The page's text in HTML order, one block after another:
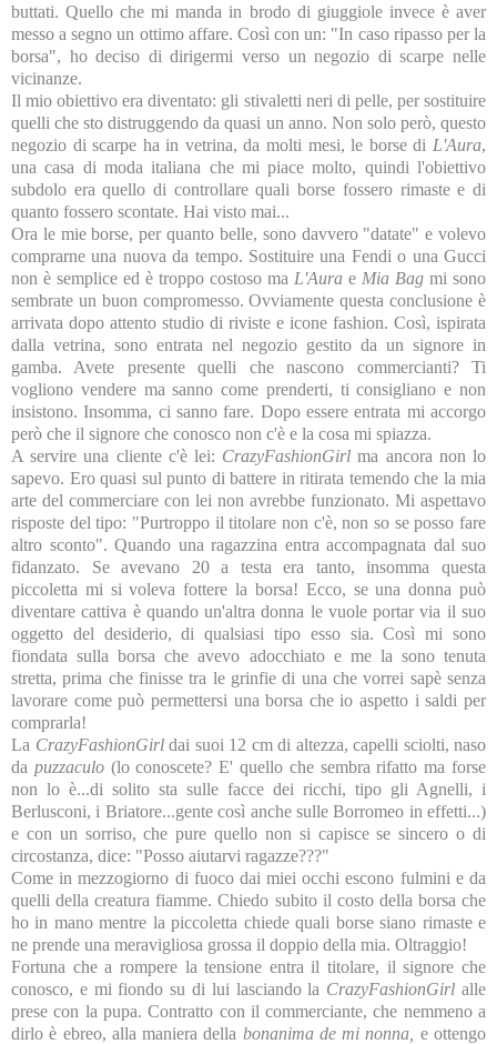
buttati. Quello che mi manda in brodo di giuggiole invece è aver
messo a segno un ottimo affare. Così con un: "In caso ripasso per la
borsa", ho deciso di dirigermi verso un negozio di scarpe nelle
vicinanze.
Il mio obiettivo era diventato: gli stivaletti neri di pelle, per sostituire
quelli che sto distruggendo da quasi un anno. Non solo però, questo
negozio di scarpe ha in vetrina, da molti mesi, le borse di L'Aura,
una casa di moda italiana che mi piace molto, quindi l'obiettivo
subdolo era quello di controllare quali borse fossero rimaste e di
quanto fossero scontate. Hai visto mai...
Ora le mie borse, per quanto belle, sono davvero "datate" e volevo
comprarne una nuova da tempo. Sostituire una Fendi o una Gucci
non è semplice ed è troppo costoso ma L'Aura e Mia Bag mi sono
sembrate un buon compromesso. Ovviamente questa conclusione è
arrivata dopo attento studio di riviste e icone fashion. Così, ispirata
dalla vetrina, sono entrata nel negozio gestito da un signore in
gamba. Avete presente quelli che nascono commercianti? Ti
vogliono vendere ma sanno come prenderti, ti consigliano e non
insistono. Insomma, ci sanno fare. Dopo essere entrata mi accorgo
però che il signore che conosco non c'è e la cosa mi spiazza.
A servire una cliente c'è lei: CrazyFashionGirlma ancora non lo
sapevo. Ero quasi sul punto di battere in ritirata temendo che la mia
arte del commerciare con lei non avrebbe funzionato. Mi aspettavo
risposte del tipo: "Purtroppo il titolare non c'è, non so se posso fare
altro sconto". Quando una ragazzina entra accompagnata dal suo
fidanzato. Se avevano 20 a testa era tanto, insomma questa
piccoletta mi si voleva fottere la borsa! Ecco, se una donna può
diventare cattiva è quando un'altra donna le vuole portar via il suo
oggetto del desiderio, di qualsiasi tipo esso sia. Così mi sono
fiondata sulla borsa che avevo adocchiato e me la sono tenuta
stretta, prima che finisse tra le grinfie di una che vorrei sapè senza
lavorare come può permettersi una borsa che io aspetto i saldi per
comprarla!
La CrazyFashionGirl dai suoi 12 cm di altezza, capelli sciolti, naso
da puzzaculo (lo conoscete? E' quello che sembra rifatto ma forse
non lo è...di solito sta sulle facce dei ricchi, tipo gli Agnelli, i
Berlusconi, i Briatore...gente così anche sulle Borromeo in effetti...)
e con un sorriso, che pure quello non si capisce se sincero o di
circostanza, dice: "Posso aiutarvi ragazze???"
Come in mezzogiorno di fuoco dai miei occhi escono fulmini e da
quelli della creatura fiamme. Chiedo subito il costo della borsa che
ho in mano mentre la piccoletta chiede quali borse siano rimaste e
ne prende una meravigliosa grossa il doppio della mia. Oltraggio!
Fortuna che a rompere la tensione entra il titolare, il signore che
conosco, e mi fiondo su di lui lasciando la CrazyFashionGirl alle
prese con la pupa. Contratto con il commerciante, che nemmeno a
dirlo è ebreo, alla maniera della bonanima de mi nonna, e ottengo